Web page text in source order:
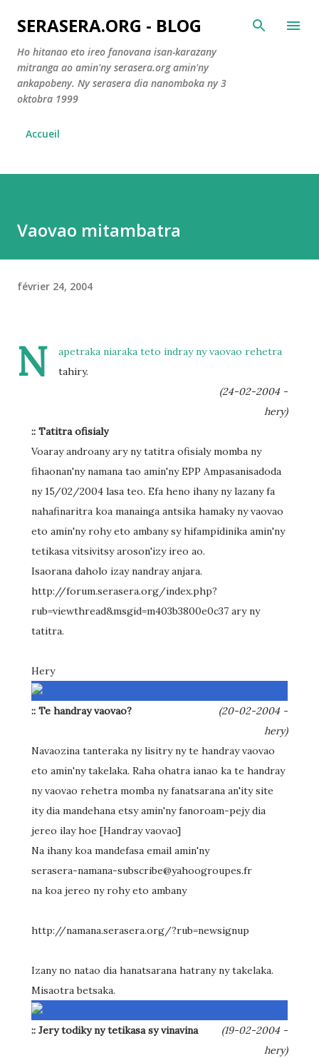
Accéder au contenu principal
SERASERA.ORG - BLOG
Ho hitanao eto ireo fanovana isan-karazany
mitranga ao amin'ny serasera.org amin'ny
ankapobeny. Ny serasera dia nanomboka ny 3
oktobra 1999
Accueil
Vaovao mitambatra
février 24, 2004
N
apetraka niaraka teto indray ny vaovao rehetra
tahiry.
:: Tatitra ofisialy
(24-02-2004 -
hery)
Voaray androany ary ny tatitra ofisialy momba ny
fihaonan'ny namana tao amin'ny EPP Ampasanisadoda
ny 15/02/2004 lasa teo. Efa heno ihany ny lazany fa
nahafinaritra koa manainga antsika hamaky ny vaovao
eto amin'ny rohy eto ambany sy hifampidinika amin'ny
tetikasa vitsivitsy aroson'izy ireo ao.
Isaorana daholo izay nandray anjara.
http://forum.serasera.org/index.php?
rub=viewthread&msgid=m403b3800e0c37 ary ny
tatitra.
Hery
:: Te handray vaovao?
(20-02-2004 -
hery)
Navaozina tanteraka ny lisitry ny te handray vaovao
eto amin'ny takelaka. Raha ohatra ianao ka te handray
ny vaovao rehetra momba ny fanatsarana an'ity site
ity dia mandehana etsy amin'ny fanoroam-pejy dia
jereo ilay hoe [Handray vaovao]
Na ihany koa mandefasa email amin'ny
serasera-namana-subscribe@yahoogroupes.fr
na koa jereo ny rohy eto ambany
http://namana.serasera.org/?rub=newsignup
Izany no natao dia hanatsarana hatrany ny takelaka.
Misaotra betsaka.
:: Jery todiky ny tetikasa sy vinavina
(19-02-2004 -
hery)